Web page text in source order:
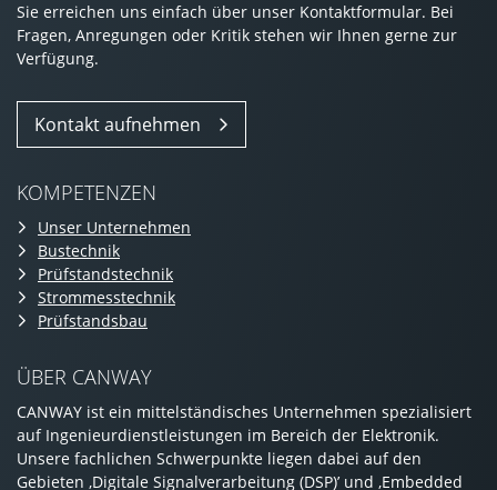
Sie erreichen uns einfach über unser Kontaktformular. Bei
Fragen, Anregungen oder Kritik stehen wir Ihnen gerne zur
Verfügung.
Kontakt aufnehmen
KOMPETENZEN
Unser Unternehmen
Bustechnik
Prüfstandstechnik
Strommesstechnik
Prüfstandsbau
ÜBER CANWAY
CANWAY ist ein mittelständisches Unternehmen spezialisiert
auf Ingenieurdienstleistungen im Bereich der Elektronik.
Unsere fachlichen Schwerpunkte liegen dabei auf den
Gebieten ‚Digitale Signalverarbeitung (DSP)’ und ‚Embedded